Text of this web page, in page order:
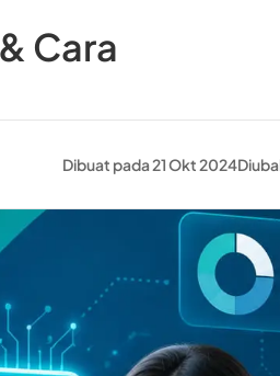
Cara
Dibuat pada 21 Okt 2024